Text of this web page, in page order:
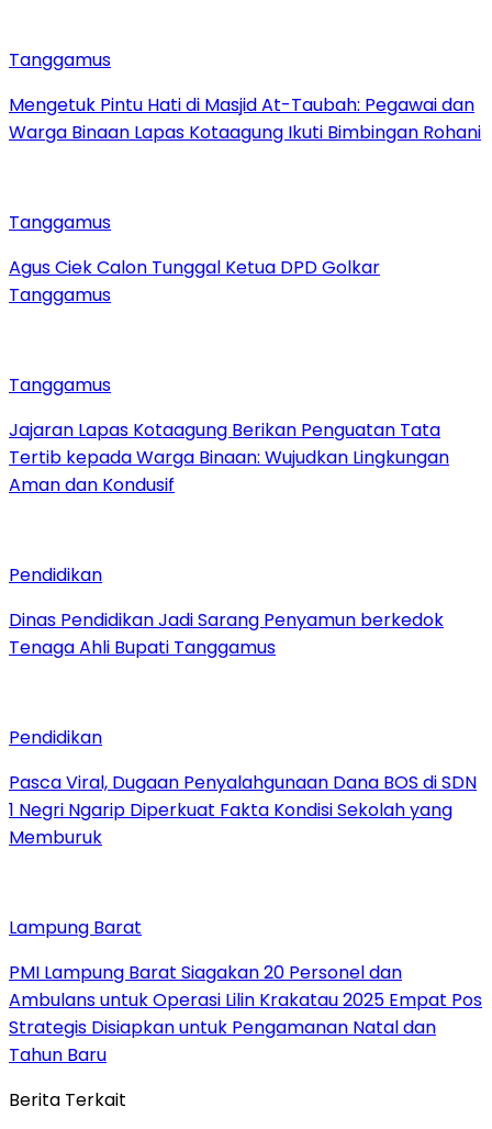
Tanggamus
Mengetuk Pintu Hati di Masjid At-Taubah: Pegawai dan
Warga Binaan Lapas Kotaagung Ikuti Bimbingan Rohani
Tanggamus
Agus Ciek Calon Tunggal Ketua DPD Golkar
Tanggamus
Tanggamus
Jajaran Lapas Kotaagung Berikan Penguatan Tata
Tertib kepada Warga Binaan: Wujudkan Lingkungan
Aman dan Kondusif
Pendidikan
Dinas Pendidikan Jadi Sarang Penyamun berkedok
Tenaga Ahli Bupati Tanggamus
Pendidikan
Pasca Viral, Dugaan Penyalahgunaan Dana BOS di SDN
1 Negri Ngarip Diperkuat Fakta Kondisi Sekolah yang
Memburuk
Lampung Barat
PMI Lampung Barat Siagakan 20 Personel dan
Ambulans untuk Operasi Lilin Krakatau 2025 Empat Pos
Strategis Disiapkan untuk Pengamanan Natal dan
Tahun Baru
Berita Terkait